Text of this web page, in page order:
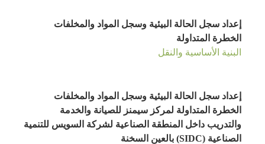
إعداد سجل الحالة البيئية وسجل المواد والمخلفات
الخطرة المتداولة
البنية الأساسية والنقل
إعداد سجل الحالة البيئية وسجل المواد والمخلفات
الخطرة المتداولة لمركز سيمنز للصيانة والخدمة
والتدريب داخل المنطقة الصناعية لشركة السويس للتنمية
الصناعية (SIDC) بالعين السخنة